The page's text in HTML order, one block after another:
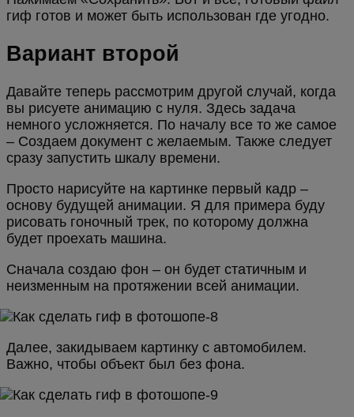
гиф готов и может быть использован где угодно.
Вариант второй
Давайте теперь рассмотрим другой случай, когда
вы рисуете анимацию с нуля. Здесь задача
немного усложняется. По началу все то же самое
– Создаем документ с желаемым. Также следует
сразу запустить шкалу времени.
Просто нарисуйте на картинке первый кадр –
основу будущей анимации. Я для примера буду
рисовать гоночный трек, по которому должна
будет проехать машина.
Сначала создаю фон – он будет статичным и
неизменным на протяжении всей анимации.
Далее, закидываем картинку с автомобилем.
Важно, чтобы объект был без фона.